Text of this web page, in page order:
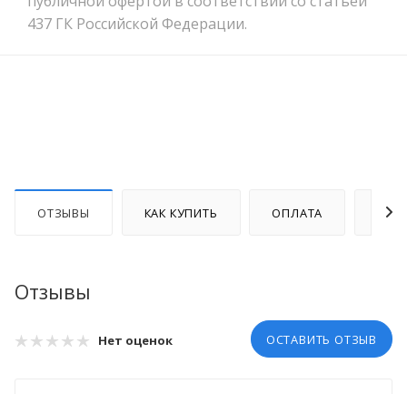
437 ГК Российской Федерации.
ОТЗЫВЫ КАК КУПИТЬ ОПЛАТА
Отзывы
Нет оценок ОСТАВИТЬ ОТЗЫВ